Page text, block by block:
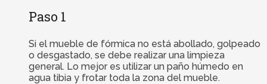
Paso 1
Si el mueble de fórmica no está abollado, golpeado
o desgastado, se debe realizar una limpieza
general. Lo mejor es utilizar un paño húmedo en
agua tibia y frotar toda la zona del mueble.